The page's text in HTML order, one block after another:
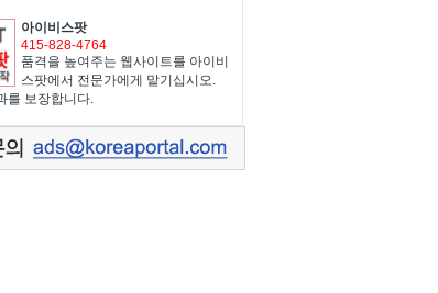
아이비스팟
415-828-4764
품격을 높여주는 웹사이트를 아이비
스팟에서 전문가에게 맡기십시오.
를 보장합니다.